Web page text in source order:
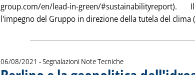
group.com/en/lead-in-green/
l'impegno del Gruppo in direzione della tutela del clima
06/08/2021 - Segnalazioni Note Tecniche